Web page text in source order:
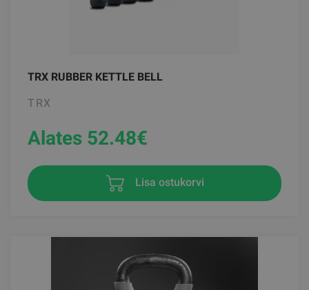
TRX RUBBER KETTLE BELL
TRX
Alates 52.48€
Lisa ostukorvi